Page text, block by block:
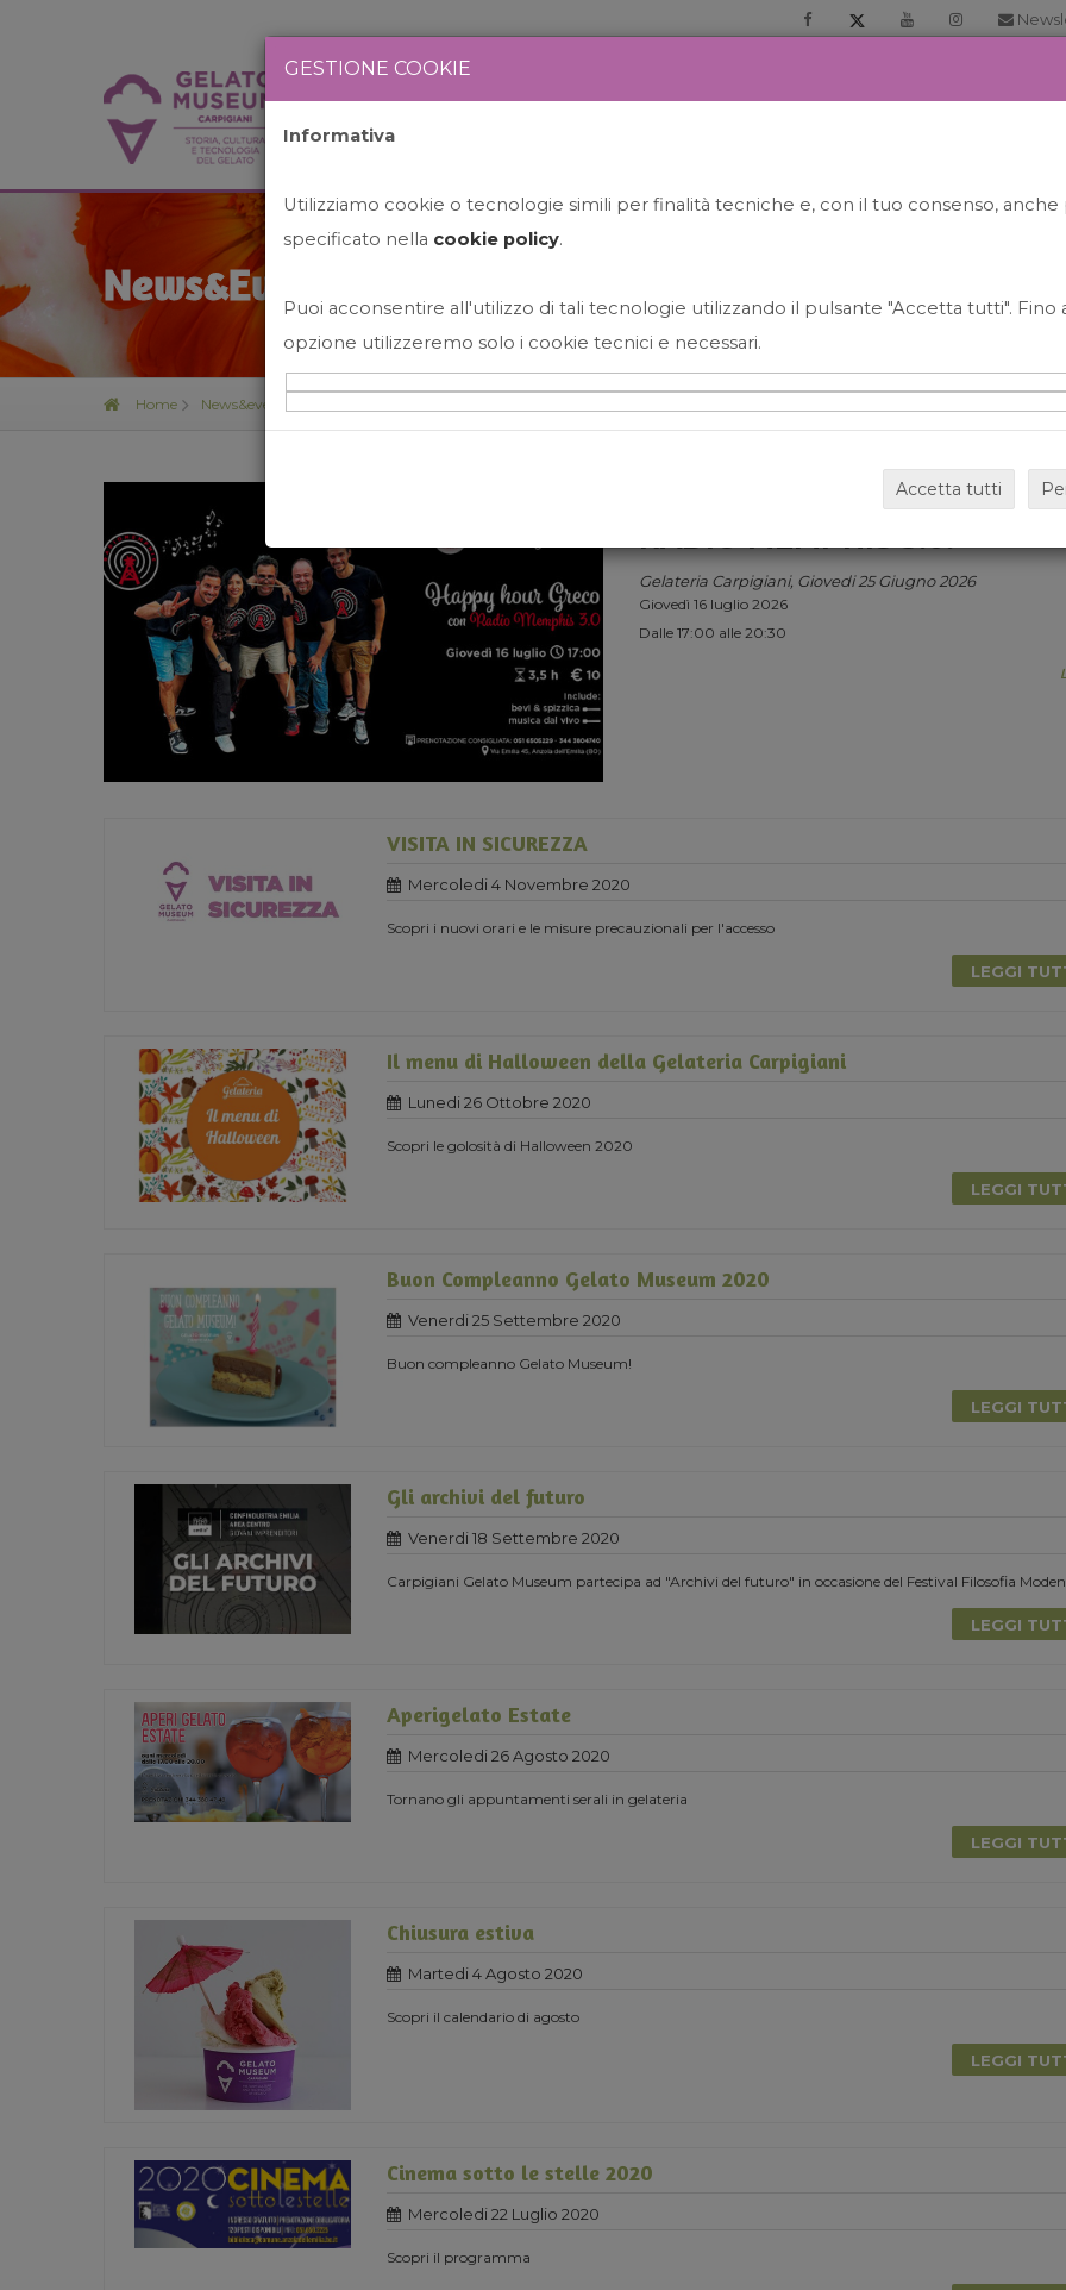
News&Events
Home News&events
HAPPY HOUR GRECO CON
RADIO MEMPHIS 3.0.
Gelateria Carpigiani, Giovedi 25 Giugno 2026
Giovedì 16 luglio 2026
Dalle 17:00 alle 20:30
VISITA IN SICUREZZA
Mercoledi 4 Novembre 2020
Scopri i nuovi orari e le misure precauzionali per l'accesso
LEGGI
Il menu di Halloween della Gelateria Carpigiani
Lunedi 26 Ottobre 2020
Scopri le golosità di Halloween 2020
LEGGI
Buon Compleanno Gelato Museum 2020
Venerdi 25 Settembre 2020
Buon compleanno Gelato Museum!
LEGGI
Gli archivi del futuro
Venerdi 18 Settembre 2020
Carpigiani Gelato Museum partecipa ad "Archivi del futuro" in occasione del Festival Filosofia
LEGGI
Aperigelato Estate
Mercoledi 26 Agosto 2020
Tornano gli appuntamenti serali in gelateria
LEGGI
Chiusura estiva
Martedi 4 Agosto 2020
Scopri il calendario di agosto
LEGGI
Cinema sotto le stelle 2020
Mercoledi 22 Luglio 2020
Scopri il programma
GESTIONE COOKIE
Informativa
Utilizziamo cookie o tecnologie simili per finalità tecniche e, con il tuo consenso,
specificato nella cookie policy.
Puoi acconsentire all'utilizzo di tali tecnologie utilizzando il pulsante "Accetta tutti". Fino
opzione utilizzeremo solo i cookie tecnici e necessari.
Accetta tutti